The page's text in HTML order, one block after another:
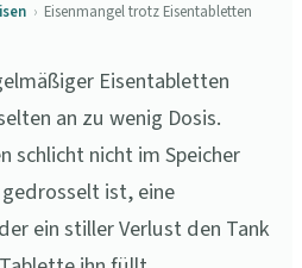
› Eisenmangel trotz Eisentabletten
Eisentabletten
an zu wenig Dosis.
schlicht nicht im Speicher
ist, eine
ein stiller Verlust den Tank